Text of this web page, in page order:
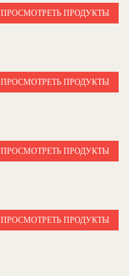
ПРОСМОТРЕТЬ ПРОДУКТЫ
ПРОСМОТРЕТЬ ПРОДУКТЫ
ПРОСМОТРЕТЬ ПРОДУКТЫ
ПРОСМОТРЕТЬ ПРОДУКТЫ